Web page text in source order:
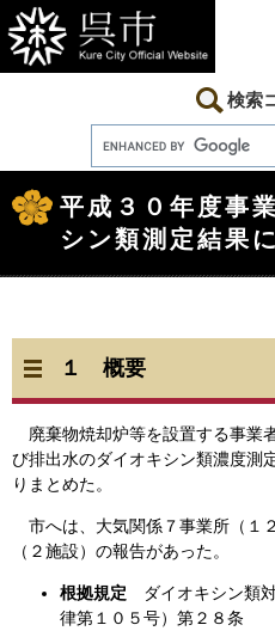
ー
ジ
の
ニ
ュ
ー
本
検索
文
平成３０年度事
シン類測定結果
１ 概要
廃棄物焼却炉等を設置する事業
び排出水のダイオキシン類濃度測
りまとめた。
市へは、大気関係７事業所（１
（２施設）の報告があった。
根拠規定
ダイオキシン類
律第１０５号）第２８条